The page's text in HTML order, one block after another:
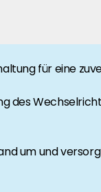
uns richtig!
Sie bei
für eine
des
um und